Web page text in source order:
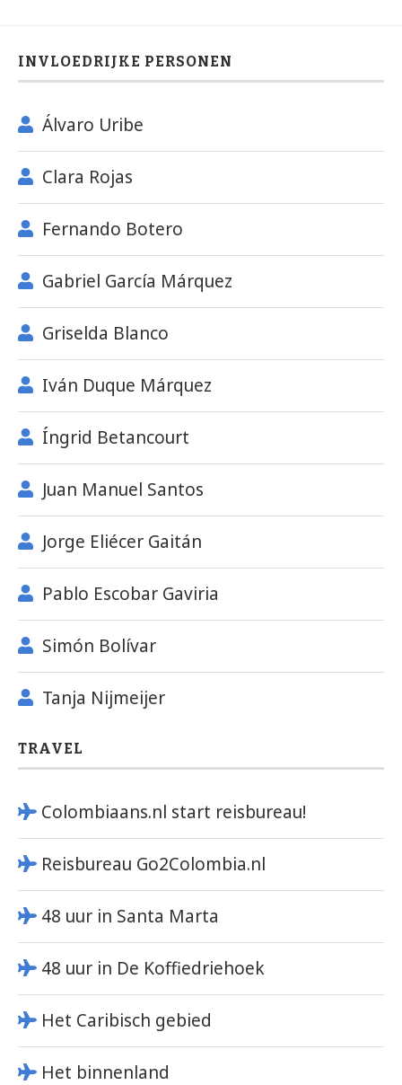
INVLOEDRIJKE PERSONEN
Álvaro Uribe
Clara Rojas
Fernando Botero
Gabriel García Márquez
Griselda Blanco
Iván Duque Márquez
Íngrid Betancourt
Juan Manuel Santos
Jorge Eliécer Gaitán
Pablo Escobar Gaviria
Simón Bolívar
Tanja Nijmeijer
TRAVEL
Colombiaans.nl start reisbureau!
Reisbureau Go2Colombia.nl
48 uur in Santa Marta
48 uur in De Koffiedriehoek
Het Caribisch gebied
Het binnenland